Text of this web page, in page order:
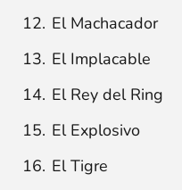
El Machacador
El Implacable
El Rey del Ring
El Explosivo
El Tigre